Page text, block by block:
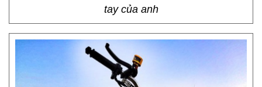
tay của anh